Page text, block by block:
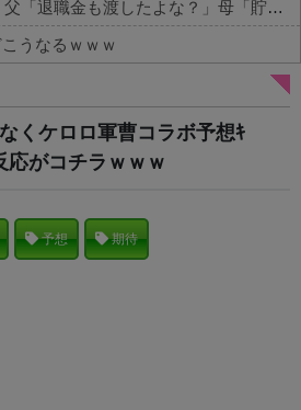
年収1500万の父が退職。父「退職金も渡したよな？」母「貯金なんてないよー」父「全部なくなったの！？」→予想外の返事に家族騒然となり…
うなるｗｗｗ
RSS
くケロロ軍曹コラボ予想ｷ
応がコチラｗｗｗ
予想 期待